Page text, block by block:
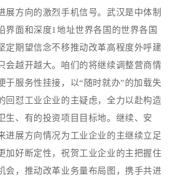
展方向的激烈手机信号。武汉是中体制
界面和深度1地址世界各国的世界各国
定期望信念不移推动改革高程度外呼建
会越开越大。咱们的将继续调整营商情
于服务性挂接，以“随时就办”的加载失
回怼工业企业的主疑虑，全力以赴构造
生、有的投资项目目标地。继续、安
进展方向情况为工业企业的主继续立足
加好断定性，祝贺工业企业的主把握住
会，推动改革业务量布局图，携手共进